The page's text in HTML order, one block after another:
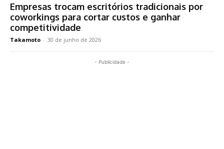
Empresas trocam escritórios tradicionais por
coworkings para cortar custos e ganhar
competitividade
Takamoto - 30 de junho de 2026
- Publicidade -